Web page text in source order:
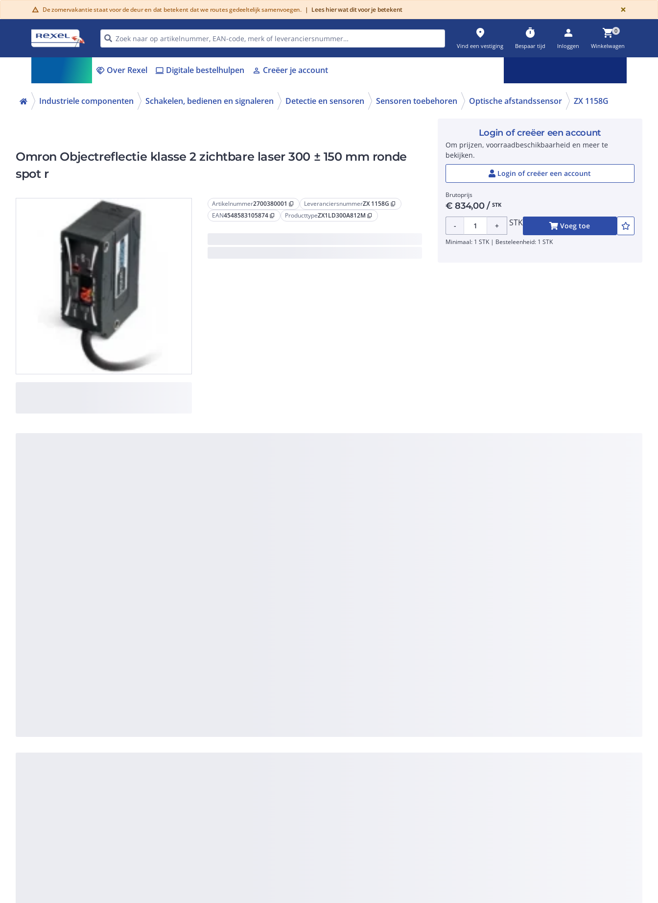
warning De zomervakantie staat voor de deur en dat betekent dat we routes gedeeltelijk samenvoegen. | Lees hier wat dit voor je betekent ×
place
Vind een vestiging
timer
Bespaar tijd
person
Inloggen
shopping_cart0
Winkelwagen
handshake Over Rexel laptop Digitale bestelhulpen person Creëer je account
Industriele componenten Schakelen, bedienen en signaleren Detectie en sensoren Sensoren toebehoren Optische afstandssensor ZX 1158G
Omron Objectreflectie klasse 2 zichtbare laser 300 ± 150 mm ronde
spot r
Artikelnummer2700380001 content_copy LeveranciersnummerZX 1158G content_copy
EAN4548583105874 content_copy ProducttypeZX1LD300A812M content_copy
Login of creëer een account
Om prijzen, voorraadbeschikbaarheid en meer te
bekijken.
Login of creëer een account
Brutoprijs
€834,00/ STK
- + STK Voeg toe
Minimaal: 1 STK | Besteleenheid: 1 STK